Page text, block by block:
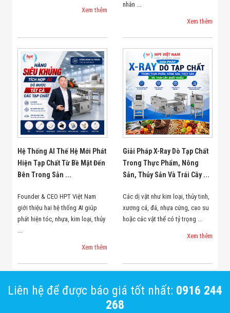
Xem thêm
nhân ...
Xem thêm
Hệ Thống AI Thế Hệ Mới Phát
Hiện Tạp Chất Từ Bề Mặt Đến
Bên Trong Sản ...
Founder & CEO HPT Việt Nam
giới thiệu hai hệ thống AI giúp
phát hiện tóc, nhựa, kim loại, thủy
...
Xem thêm
Giải Pháp X-Ray Dò Tạp Chất
Trong Thực Phẩm, Nông
Sản, Thủy Sản Và Trái Cây ...
Các dị vật như kim loại, thủy tinh,
xương cá, đá, nhựa cứng, cao su
hoặc các vật thể có tỷ trọng ...
Xem thêm
Liên hệ để được báo giá tốt nhất: 0916 244
268